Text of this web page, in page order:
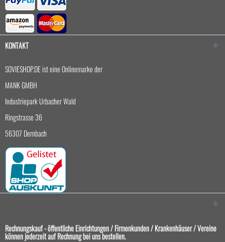
KONTAKT
SOVIESHOP.DE ist eine Onlinemarke der
MANK GMBH
Industriepark Urbacher Wald
Ringstrasse 36
56307 Dernbach
Rechnungskauf - öffentliche Einrichtungen / Firmenkunden / Krankenhäuser / Vereine
können jederzeit auf Rechnung bei uns bestellen.